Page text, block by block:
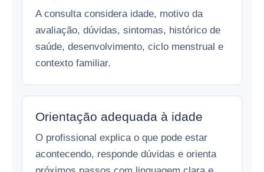
A consulta considera idade, motivo da
avaliação, dúvidas, sintomas, histórico de
saúde, desenvolvimento, ciclo menstrual e
contexto familiar.
Orientação adequada à idade
O profissional explica o que pode estar
acontecendo, responde dúvidas e orienta